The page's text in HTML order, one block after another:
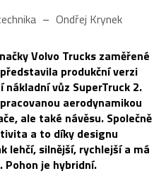
Ondřej Krynek
Volvo Trucks zaměřené
produkční verzi
vůz SuperTruck 2.
aerodynamikou
ale také návěsu. Společně
a to díky designu
lehčí, silnější, rychlejší a má
je hybridní.